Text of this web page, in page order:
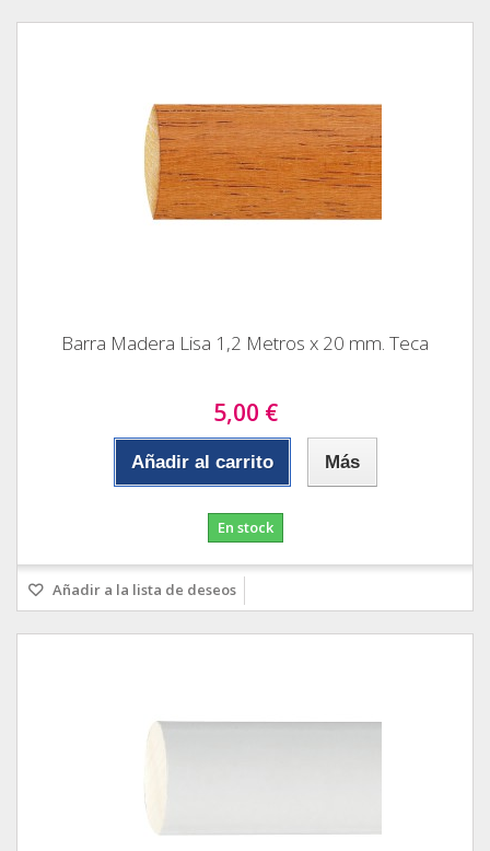
Barra Madera Lisa 1,2 Metros x 20 mm. Teca
5,00 €
Añadir al carrito Más
En stock
Añadir a la lista de deseos